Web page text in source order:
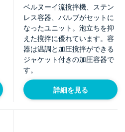
【KU-PCN-F-J-L】
ベルヌーイ流撹拌機、ステン
レス容器、バルブがセットに
なったユニット。泡立ちを抑
えた撹拌に優れています。容
器は温調と加圧撹拌ができる
ジャケット付きの加圧容器で
す。
詳細を見る